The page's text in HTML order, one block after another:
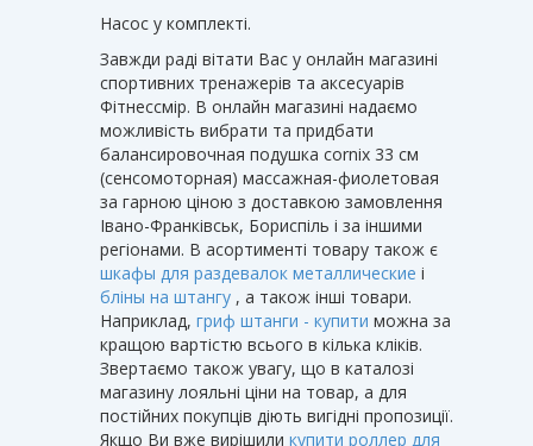
Насос у комплекті.
Завжди раді вітати Вас у онлайн магазині
спортивних тренажерів та аксесуарів
Фітнессмір. В онлайн магазині надаємо
можливість вибрати та придбати
балансировочная подушка cornix 33 см
(сенсомоторная) массажная-фиолетовая
за гарною ціною з доставкою замовлення
Івано-Франківськ, Бориспіль і за іншими
регіонами. В асортименті товару також є
шкафы для раздевалок металлические і
бліны на штангу , а також інші товари.
Наприклад, гриф штанги - купити можна за
кращою вартістю всього в кілька кліків.
Звертаємо також увагу, що в каталозі
магазину лояльні ціни на товар, а для
постійних покупців діють вигідні пропозиції.
Якщо Ви вже вирішили купити роллер для